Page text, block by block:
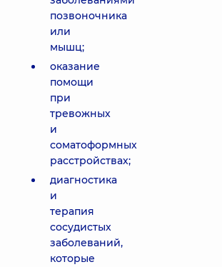
позвоночника
или
мышц;
оказание
помощи
при
тревожных
и
соматоформных
расстройствах;
диагностика
и
терапия
сосудистых
заболеваний,
которые